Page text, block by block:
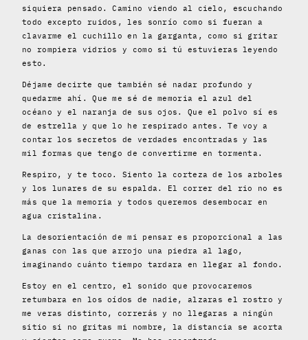
siquiera pensado. Camino viendo al cielo, escuchando
todo excepto ruidos, les sonrío como si fueran a
clavarme el cuchillo en la garganta, como si gritar
no rompiera vidrios y como si tú estuvieras leyendo
esto.
Déjame decirte que también sé nadar profundo y
quedarme ahí. Que me sé de memoria el azul del
océano y el naranja de sus ojos. Que el polvo sí es
de estrella y que lo he respirado antes. Te voy a
contar los secretos de verdades encontradas y las
mil formas que tengo de convertirme en tormenta.
Respiro, y te toco. Siento la corteza de los arboles
y los lunares de su espalda. El correr del rio no es
más que la memoria y todos queremos desembocar en
agua cristalina.
La desorientación de mi pensar es proporcional a las
ganas con las que arrojo una piedra al lago,
imaginando cuánto tiempo tardara en llegar al fondo.
Estoy en el centro, el sonido que provocaremos
retumbara en los oídos de nadie, alzaras el rostro y
me veras distinto, correrás y no llegaras a ningún
sitio si no gritas mi nombre, la distancia se acorta